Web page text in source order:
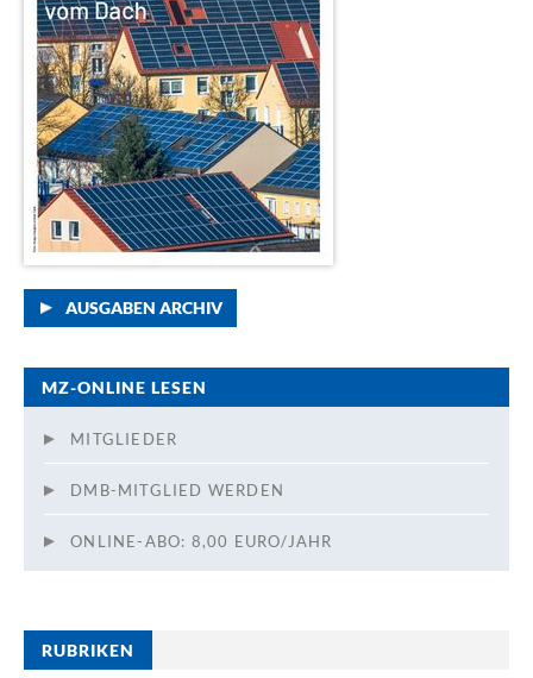
AUSGABEN ARCHIV
MZ-ONLINE LESEN
MITGLIEDER
DMB-MITGLIED WERDEN
ONLINE-ABO: 8,00 EURO/JAHR
RUBRIKEN